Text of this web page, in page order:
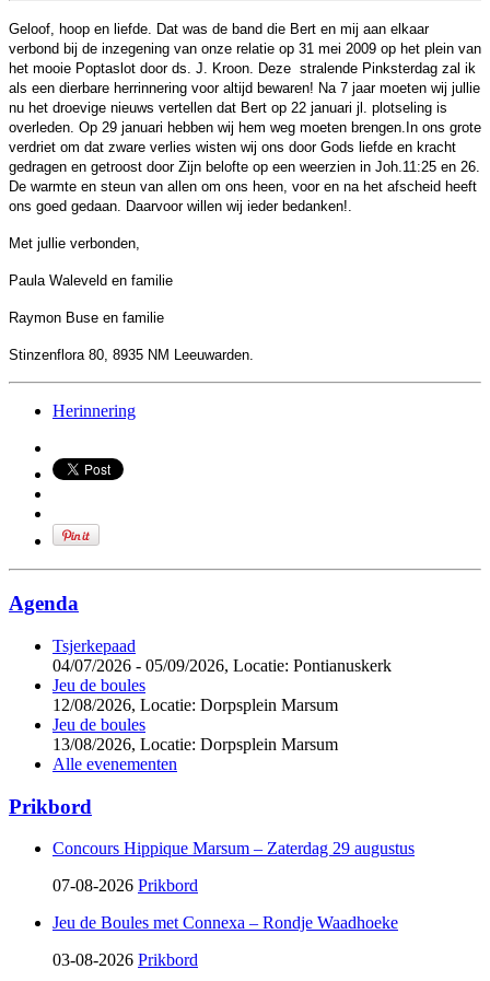
Geloof, hoop en liefde. Dat was de band die Bert en mij aan elkaar
verbond bij de inzegening van onze relatie op 31 mei 2009 op het plein van
het mooie Poptaslot door ds. J. Kroon. Deze stralende Pinksterdag zal ik
als een dierbare herrinnering voor altijd bewaren! Na 7 jaar moeten wij jullie
nu het droevige nieuws vertellen dat Bert op 22 januari jl. plotseling is
overleden. Op 29 januari hebben wij hem weg moeten brengen.In ons grote
verdriet om dat zware verlies wisten wij ons door Gods liefde en kracht
gedragen en getroost door Zijn belofte op een weerzien in Joh.11:25 en 26.
De warmte en steun van allen om ons heen, voor en na het afscheid heeft
ons goed gedaan. Daarvoor willen wij ieder bedanken!.
Met jullie verbonden,
Paula Waleveld en familie
Raymon Buse en familie
Stinzenflora 80, 8935 NM Leeuwarden.
Herinnering
Agenda
Tsjerkepaad
04/07/2026 - 05/09/2026, Locatie: Pontianuskerk
Jeu de boules
12/08/2026, Locatie: Dorpsplein Marsum
Jeu de boules
13/08/2026, Locatie: Dorpsplein Marsum
Alle evenementen
Prikbord
Concours Hippique Marsum – Zaterdag 29 augustus
07-08-2026 Prikbord
Jeu de Boules met Connexa – Rondje Waadhoeke
03-08-2026 Prikbord